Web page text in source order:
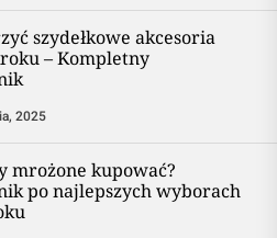
szydełkowe akcesoria
– Kompletny
2025
mrożone kupować?
po najlepszych wyborach